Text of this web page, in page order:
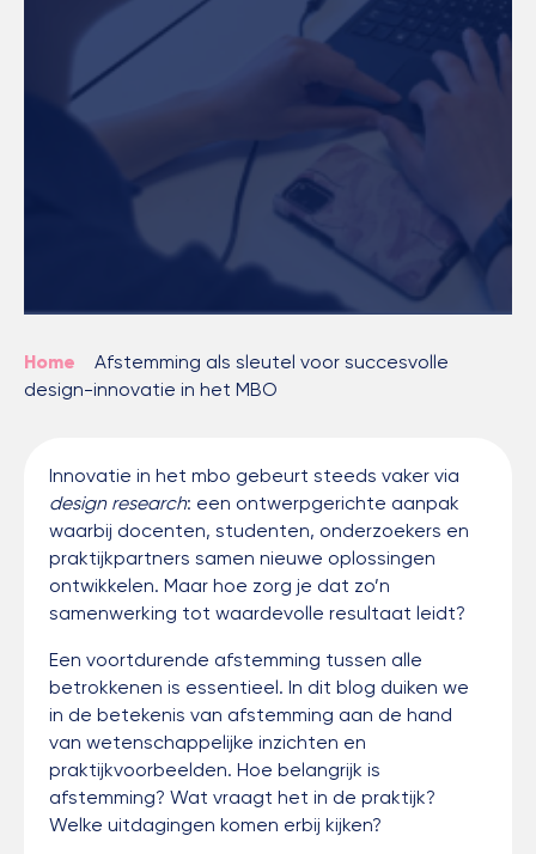
Home
Afstemming als sleutel voor succesvolle
design-innovatie in het MBO
Innovatie in het mbo gebeurt steeds vaker via
design research: een ontwerpgerichte aanpak
waarbij docenten, studenten, onderzoekers en
praktijkpartners samen nieuwe oplossingen
ontwikkelen. Maar hoe zorg je dat zo’n
samenwerking tot waardevolle resultaat leidt?
Een voortdurende afstemming tussen alle
betrokkenen is essentieel. In dit blog duiken we
in de betekenis van afstemming aan de hand
van wetenschappelijke inzichten en
praktijkvoorbeelden. Hoe belangrijk is
afstemming? Wat vraagt het in de praktijk?
Welke uitdagingen komen erbij kijken?